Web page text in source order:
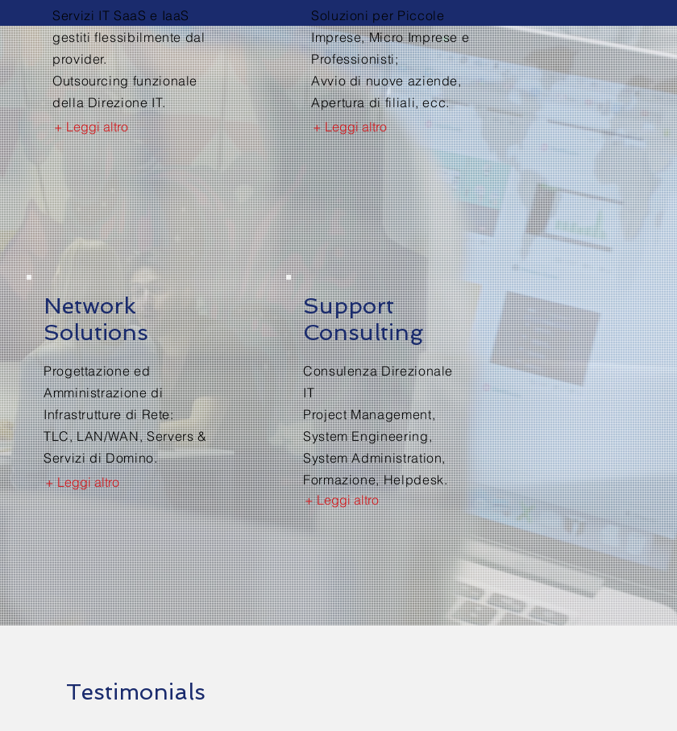
Servizi IT SaaS e IaaS
gestiti flessibilmente dal
provider.
Outsourcing funzionale
della Direzione IT.
+ Leggi altro
Soluzioni per Piccole
Imprese, Micro Imprese e
Professionisti;
Avvio di nuove aziende,
Apertura di filiali, ecc.
+ Leggi altro
Network
Solutions
Progettazione ed
Amministrazione di
Infrastrutture di Rete:
TLC, LAN/WAN, Servers &
Servizi di Domino.
+ Leggi altro
Support
Consulting
Consulenza Direzionale
IT
Project Management,
System Engineering,
System Administration,
Formazione, Helpdesk.
+ Leggi altro
Testimonials